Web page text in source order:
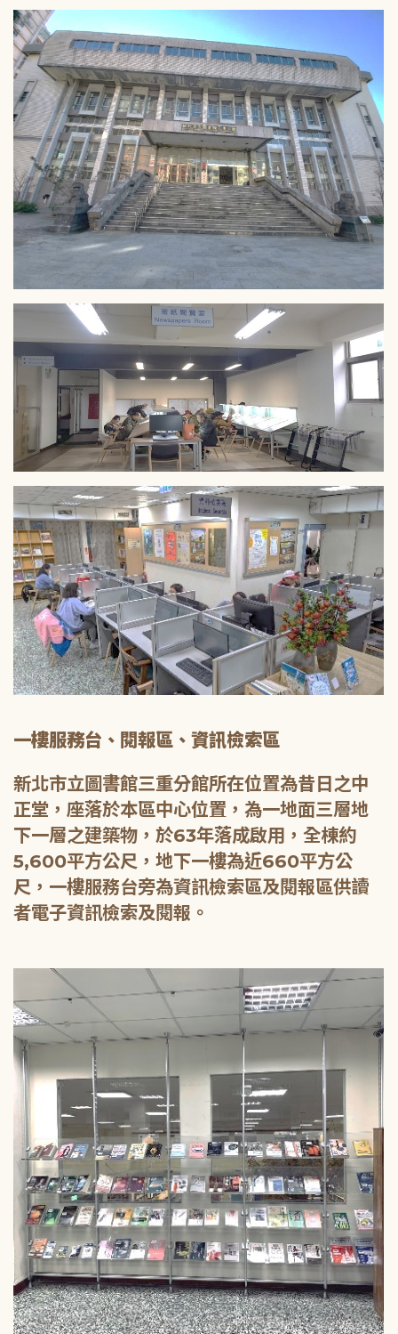
一樓服務台、閱報區、資訊檢索區
新北市立圖書館三重分館所在位置為昔日之中
正堂，座落於本區中心位置，為一地面三層地
下一層之建築物，於63年落成啟用，全棟約
5,600平方公尺，地下一樓為近660平方公
尺，一樓服務台旁為資訊檢索區及閱報區供讀
者電子資訊檢索及閱報。